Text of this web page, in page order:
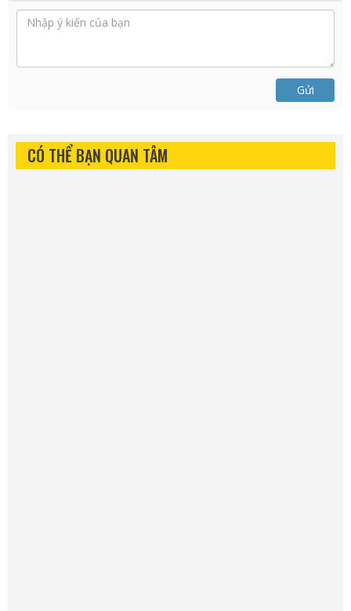
Gửi
CÓ THỂ BẠN QUAN TÂM